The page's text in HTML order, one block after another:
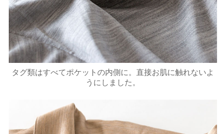
タグ類はすべてポケットの内側に。直接お肌に触れないよ
うにしました。